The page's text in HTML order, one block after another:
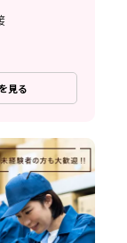
見る